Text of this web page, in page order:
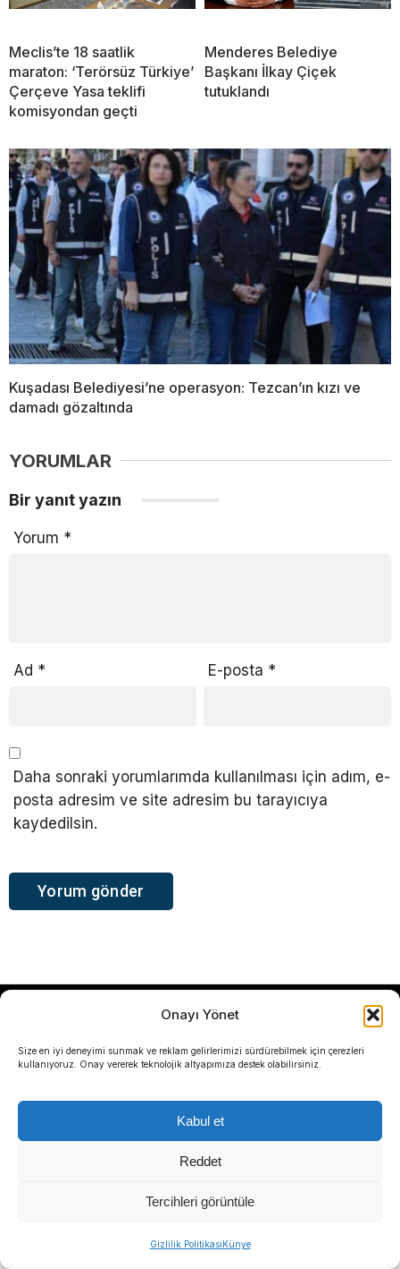
Onayı Yönet
Size en iyi deneyimi sunmak ve reklam gelirlerimizi sürdürebilmek için çerezleri
kullanıyoruz. Onay vererek teknolojik altyapımıza destek olabilirsiniz.
Kabul et
Reddet
Tercihleri görüntüle
Gizlilik PolitikasıKünye
Meclis’te 18 saatlik
maraton: ‘Terörsüz Türkiye’
Çerçeve Yasa teklifi
komisyondan geçti
Menderes Belediye
Başkanı İlkay Çiçek
tutuklandı
Kuşadası Belediyesi’ne operasyon: Tezcan’ın kızı ve
damadı gözaltında
YORUMLAR
Bir yanıt yazın
Yorum *
Ad * E-posta *
Daha sonraki yorumlarımda kullanılması için adım, e-
posta adresim ve site adresim bu tarayıcıya
kaydedilsin.
Sosyal medya hesaplarımızı keşfedin